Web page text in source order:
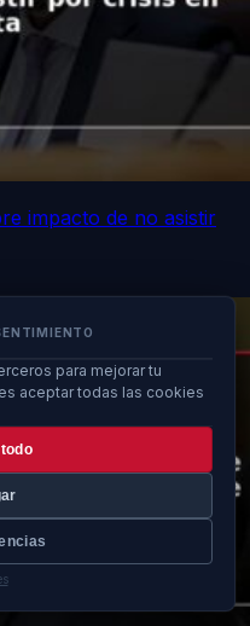
para mejorar tu
aceptar todas las cookies
impacto de no asistir